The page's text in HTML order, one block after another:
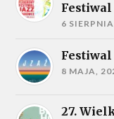
Festiwal
6
8 MAJA,
27.